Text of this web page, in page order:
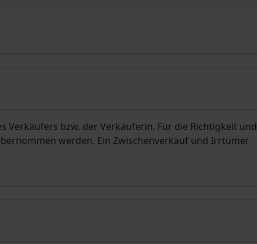
bzw. der Verkäuferin. Für die Richtigkeit und
werden. Ein Zwischenverkauf und Irrtümer